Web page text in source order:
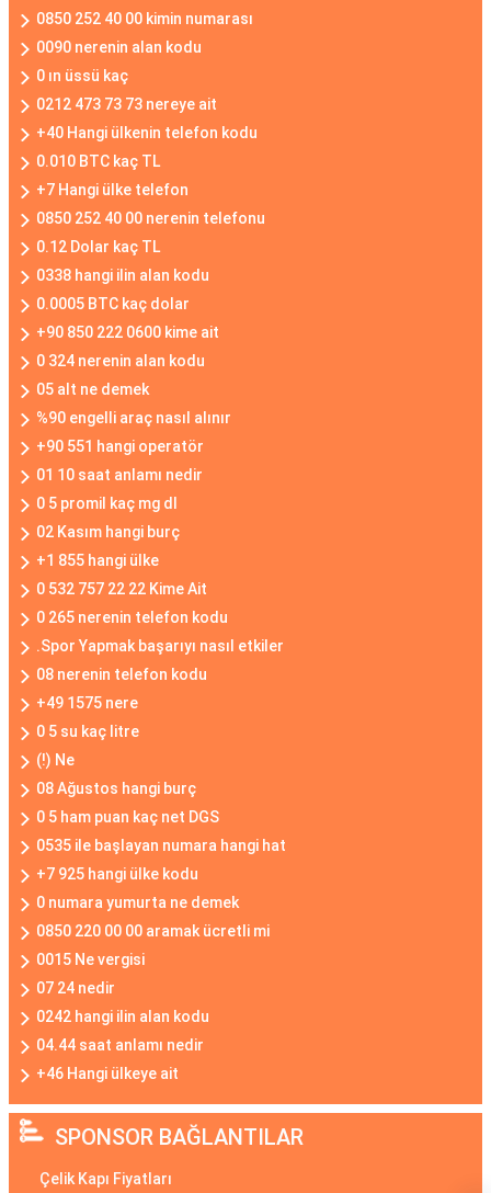
0850 252 40 00 kimin numarası
0090 nerenin alan kodu
0 ın üssü kaç
0212 473 73 73 nereye ait
+40 Hangi ülkenin telefon kodu
0.010 BTC kaç TL
+7 Hangi ülke telefon
0850 252 40 00 nerenin telefonu
0.12 Dolar kaç TL
0338 hangi ilin alan kodu
0.0005 BTC kaç dolar
+90 850 222 0600 kime ait
0 324 nerenin alan kodu
05 alt ne demek
%90 engelli araç nasıl alınır
+90 551 hangi operatör
01 10 saat anlamı nedir
0 5 promil kaç mg dl
02 Kasım hangi burç
+1 855 hangi ülke
0 532 757 22 22 Kime Ait
0 265 nerenin telefon kodu
.Spor Yapmak başarıyı nasıl etkiler
08 nerenin telefon kodu
+49 1575 nere
0 5 su kaç litre
(!) Ne
08 Ağustos hangi burç
0 5 ham puan kaç net DGS
0535 ile başlayan numara hangi hat
+7 925 hangi ülke kodu
0 numara yumurta ne demek
0850 220 00 00 aramak ücretli mi
0015 Ne vergisi
07 24 nedir
0242 hangi ilin alan kodu
04.44 saat anlamı nedir
+46 Hangi ülkeye ait
SPONSOR BAĞLANTILAR
Çelik Kapı Fiyatları